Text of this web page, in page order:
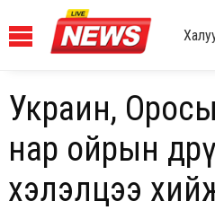
Украин,
нар ойрын
хэлэлцээ